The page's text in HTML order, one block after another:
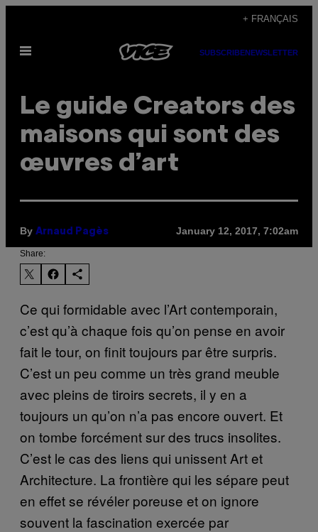
content
+ FRANÇAIS
Open
SUBSCRIBENEWSLETTER
Le guide Creators des
maisons qui sont des
œuvres d’art
By Arnaud Pagès January 12, 2017, 7:02am
Share:
Ce qui formidable avec l’Art contemporain,
c’est qu’à chaque fois qu’on pense en avoir
fait le tour, on finit toujours par être surpris.
C’est un peu comme un très grand meuble
avec pleins de tiroirs secrets, il y en a
toujours un qu’on n’a pas encore ouvert. Et
on tombe forcément sur des trucs insolites.
C’est le cas des liens qui unissent Art et
Architecture. La frontière qui les sépare peut
en effet se révéler poreuse et on ignore
souvent la fascination exercée par